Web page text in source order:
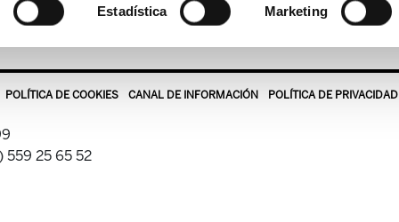
Estadística Marketing
POLÍTICA DE COOKIES CANAL DE INFORMACIÓN POLÍTICA DE PRIVACIDAD
559 25 65 52